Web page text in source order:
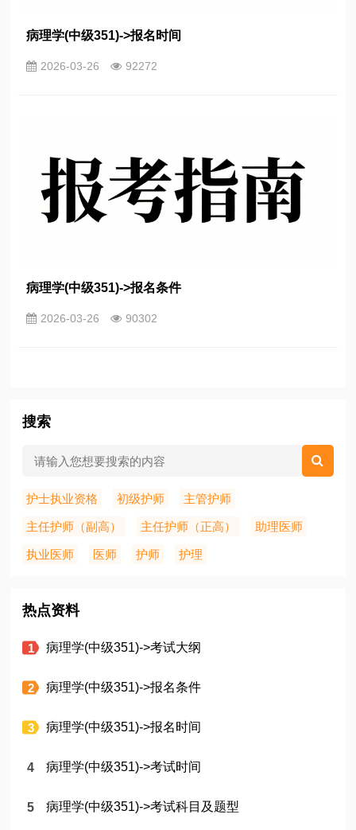
病理学(中级351)->报名时间
2026-03-26 92272
病理学(中级351)->报名条件
2026-03-26 90302
搜索
护士执业资格 初级护师 主管护师
主任护师（副高） 主任护师（正高） 助理医师
执业医师 医师 护师 护理
热点资料
病理学(中级351)->考试大纲
病理学(中级351)->报名条件
病理学(中级351)->报名时间
病理学(中级351)->考试时间
病理学(中级351)->考试科目及题型